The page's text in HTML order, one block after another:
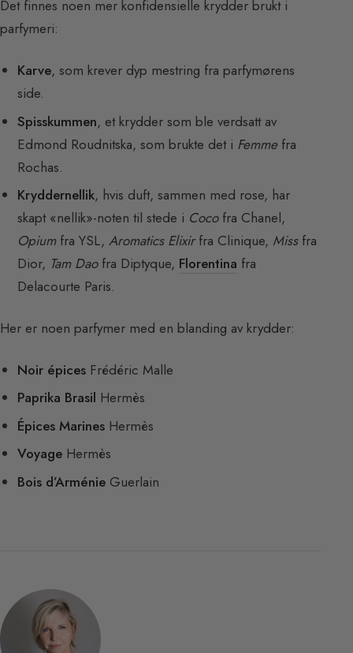
Det finnes noen mer konfidensielle krydder brukt i
parfymeri:
Karve, som krever dyp mestring fra parfymørens
side.
Spisskummen, et krydder som ble verdsatt av
Edmond Roudnitska, som brukte det i Femmefra
Rochas.
Kryddernellik, hvis duft, sammen med rose, har
skapt «nellik»-noten til stede i Cocofra Chanel,
Opiumfra YSL,Aromatics Elixirfra Clinique, Missfra
Dior, Tam Daofra Diptyque, Florentina fra
Delacourte Paris.
Her er noen parfymer med en blanding av krydder:
Noir épices Frédéric Malle
Paprika Brasil Hermès
Épices Marines Hermès
Voyage Hermès
Bois d’Arménie Guerlain